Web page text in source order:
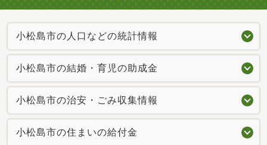
小松島市の人口などの統計情報
小松島市の結婚・育児の助成金
小松島市の治安・ごみ収集情報
小松島市の住まいの給付金